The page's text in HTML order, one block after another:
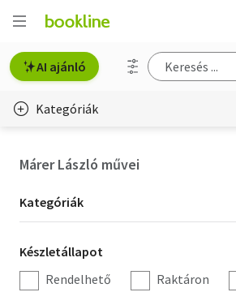
AI ajánló
Kategóriák
Hobbi, szabadidő
Irodalom
Márer László művei
Kategória
szűrés
Kategóriák
Készletállapot
szűrés
Készletállapot
Rendelhető
Raktáron